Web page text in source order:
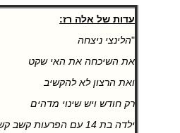
עדות של אלה רז:
"הלינצי ניצחה
את השיכחה את האי שקט
ואת הרצון לא להקשיב
רק חודש ויש שינוי מדהים
ילדה בת 14 עם הפרעות קשב קשות